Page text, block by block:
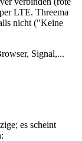
LTE. Threema
nicht ("Keine
Signal,...
es scheint